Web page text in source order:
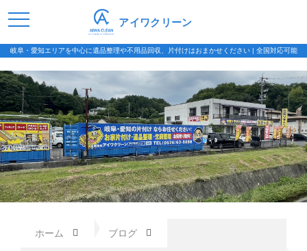
岐阜・愛知エリアを中心に遺品整理や不用品回収、片付けはおまかせください | 全国対応可能
アイワクリーン
ホーム ブログ